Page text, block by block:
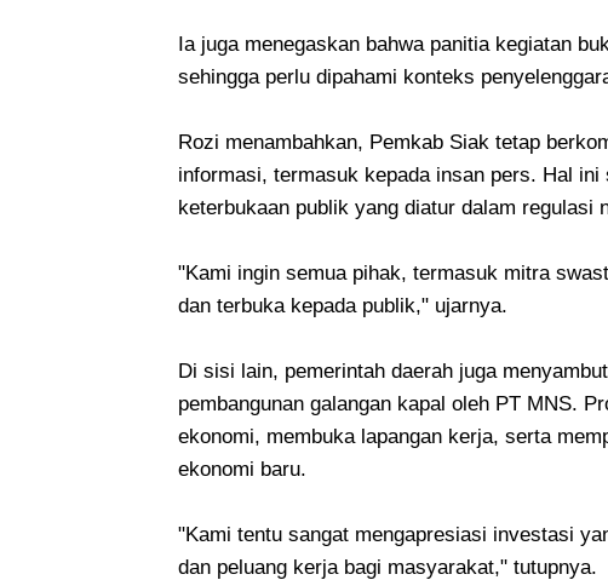
Ia juga menegaskan bahwa panitia kegiatan
sehingga perlu dipahami konteks
Rozi menambahkan, Pemkab Siak tetap
informasi, termasuk kepada insan pers. Hal
keterbukaan publik yang diatur dalam regulasi
"Kami ingin semua pihak, termasuk mitra
dan terbuka kepada publik," ujarnya.
Di sisi lain, pemerintah daerah juga
pembangunan galangan kapal oleh PT MNS.
ekonomi, membuka lapangan kerja, serta
ekonomi baru.
"Kami tentu sangat mengapresiasi investasi
dan peluang kerja bagi masyarakat," tutupnya.